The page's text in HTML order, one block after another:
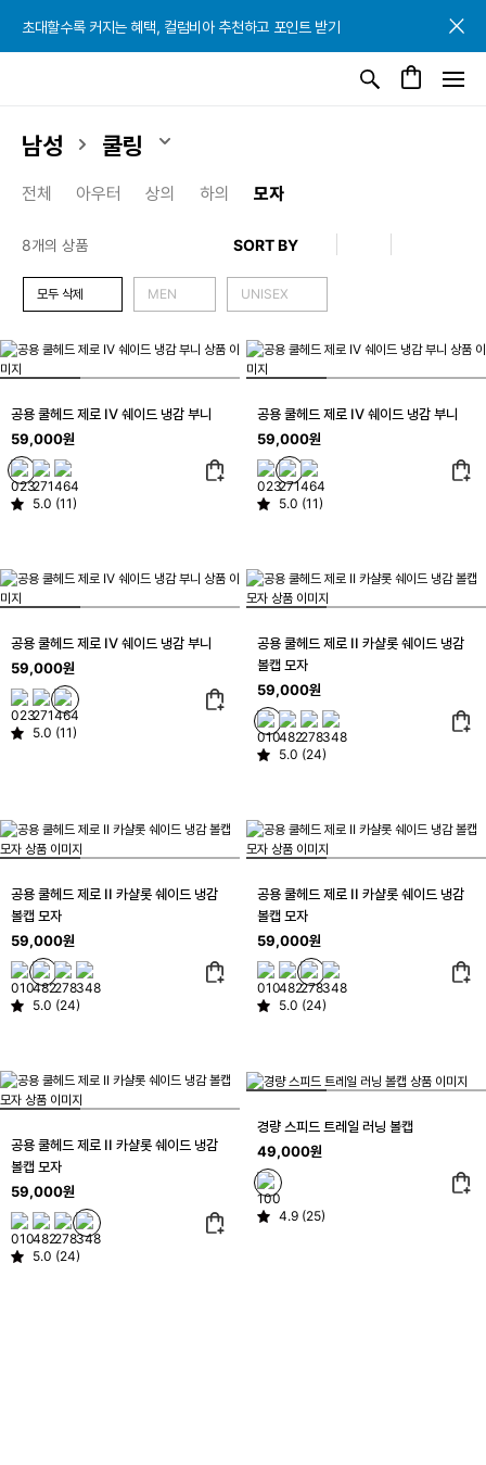
초대할수록 커지는 혜택, 컬럼비아 추천하고 포인트 받기
초대할수록 커지는 혜택, 컬럼비아 추천하고 포인트 받기
초대할수록 커지는 혜택, 컬럼비아 추천하고 포인트 받기
남성 쿨링
전체 아우터 상의 하의 모자
8개의 상품
모두 삭제 MEN UNISEX
공용 쿨헤드 제로 IV 쉐이드 냉감 부니
59,000원
5.0 (11)
공용 쿨헤드 제로 IV 쉐이드 냉감 부니
59,000원
5.0 (11)
공용 쿨헤드 제로 IV 쉐이드 냉감 부니
59,000원
5.0 (11)
공용 쿨헤드 제로 II 카샬롯 쉐이드 냉감
볼캡 모자
59,000원
5.0 (24)
공용 쿨헤드 제로 II 카샬롯 쉐이드 냉감
볼캡 모자
59,000원
5.0 (24)
공용 쿨헤드 제로 II 카샬롯 쉐이드 냉감
볼캡 모자
59,000원
5.0 (24)
공용 쿨헤드 제로 II 카샬롯 쉐이드 냉감
볼캡 모자
59,000원
5.0 (24)
경량 스피드 트레일 러닝 볼캡
49,000원
4.9 (25)